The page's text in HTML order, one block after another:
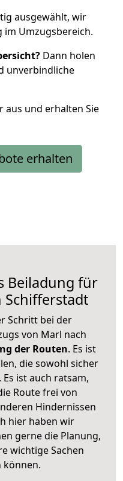
ausgewählt, wir
im Umzugsbereich.
Dann holen
unverbindliche
aus und erhalten Sie
erhalten
Beiladung für
Schifferstadt
Schritt bei der
von Marl nach
der Routen. Es ist
die sowohl sicher
ist auch ratsam,
Route frei von
Hindernissen
hier haben wir
gerne die Planung,
wichtige Sachen
können.